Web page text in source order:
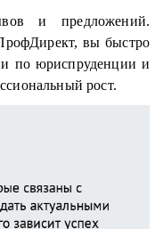
и предложений.
вы быстро
по юриспруденции и
рост.